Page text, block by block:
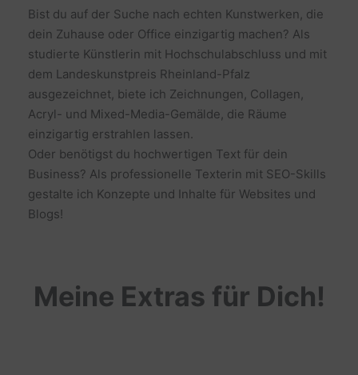
Bist du auf der Suche nach echten Kunstwerken, die
dein Zuhause oder Office einzigartig machen? Als
studierte Künstlerin mit Hochschulabschluss und mit
dem Landeskunstpreis Rheinland-Pfalz
ausgezeichnet, biete ich Zeichnungen, Collagen,
Acryl- und Mixed-Media-Gemälde, die Räume
einzigartig erstrahlen lassen.
Oder benötigst du hochwertigen Text für dein
Business? Als professionelle Texterin mit SEO-Skills
gestalte ich Konzepte und Inhalte für Websites und
Blogs!
Meine Extras für Dich!